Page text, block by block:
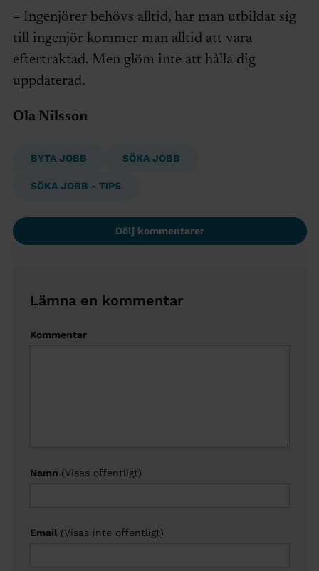
– Ingenjörer behövs alltid, har man utbildat sig
till ingenjör kommer man alltid att vara
eftertraktad. Men glöm inte att hålla dig
uppdaterad.
Ola Nilsson
BYTA JOBB SÖKA JOBB
SÖKA JOBB - TIPS
Dölj kommentarer
Lämna en kommentar
Kommentar
Namn (Visas offentligt)
Email (Visas inte offentligt)